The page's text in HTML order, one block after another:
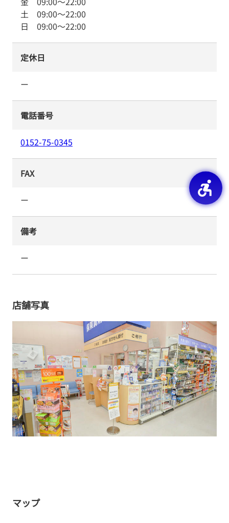
土 09:00～22:00
日 09:00～22:00
定休日
ー
電話番号
0152-75-0345
FAX
ー
備考
ー
店舗写真
マップ